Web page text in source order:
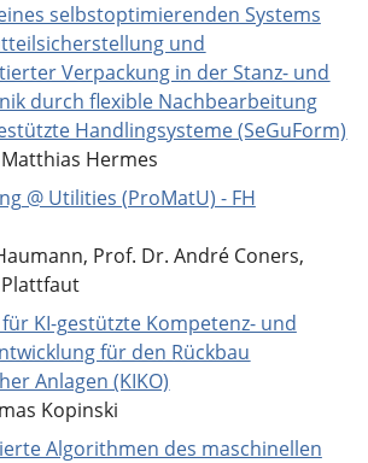
selbstoptimierenden Systems
und
Verpackung in der Stanz- und
durch flexible Nachbearbeitung
Handlingsysteme (SeGuForm)
Hermes
@ Utilities (ProMatU) - FH
Prof. Dr. André Coners,
KI-gestützte Kompetenz- und
für den Rückbau
Anlagen (KIKO)
Kopinski
Algorithmen des maschinellen